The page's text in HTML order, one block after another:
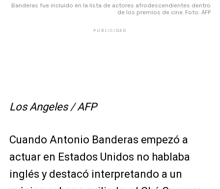
Banderas fue incluido en la lista de actores afrodescendientes dentro
de los premios de cine. Foto: AFP
PUBLICIDAD
Los Angeles / AFP
Cuando Antonio Banderas empezó a
actuar en Estados Unidos no hablaba
inglés y destacó interpretando a un